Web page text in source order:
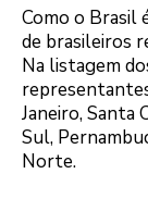
Como o Brasil
de brasileiros
Na listagem
Janeiro, Santa
Sul,
Norte.